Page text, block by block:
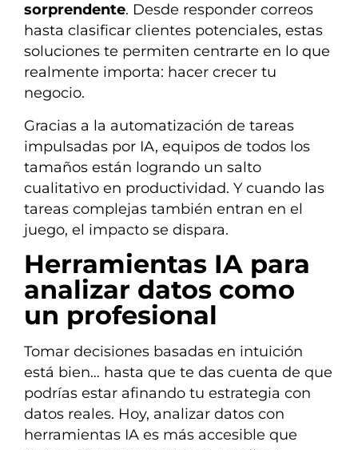
sorprendente. Desde responder correos
hasta clasificar clientes potenciales, estas
soluciones te permiten centrarte en lo que
realmente importa: hacer crecer tu
negocio.
Gracias a la automatización de tareas
impulsadas por IA, equipos de todos los
tamaños están logrando un salto
cualitativo en productividad. Y cuando las
tareas complejas también entran en el
juego, el impacto se dispara.
Herramientas IA para
analizar datos como
un profesional
Tomar decisiones basadas en intuición
está bien… hasta que te das cuenta de que
podrías estar afinando tu estrategia con
datos reales. Hoy, analizar datos con
herramientas IA es más accesible que